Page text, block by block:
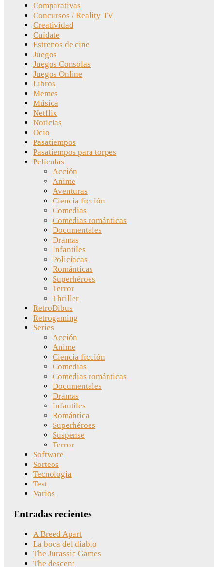
Comparativas
Concursos / Reality TV
Creatividad
Cuídate
Estrenos de cine
Juegos
Juegos Consolas
Juegos Online
Libros
Memes
Música
Netflix
Noticias
Ocio
Pasatiempos
Pasatiempos para torpes
Películas
Acción
Anime
Aventuras
Ciencia ficción
Comedias
Comedias románticas
Documentales
Dramas
Infantiles
Policíacas
Románticas
Superhéroes
Terror
Thriller
RetroDibus
Retrogaming
Series
Acción
Anime
Ciencia ficción
Comedias
Comedias románticas
Documentales
Dramas
Infantiles
Romántica
Superhéroes
Suspense
Terror
Software
Sorteos
Tecnología
Test
Varios
Entradas recientes
A Breed Apart
La boca del diablo
The Jurassic Games
The descent